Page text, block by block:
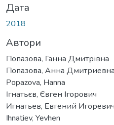
Дата
2018
Автори
Попазова, Ганна Дмитрівна
Попазова, Анна Дмитриевна
Popazova, Hanna
Ігнатьєв, Євген Ігорович
Игнатьев, Евгений Игоревич
Ihnatiev, Yevhen